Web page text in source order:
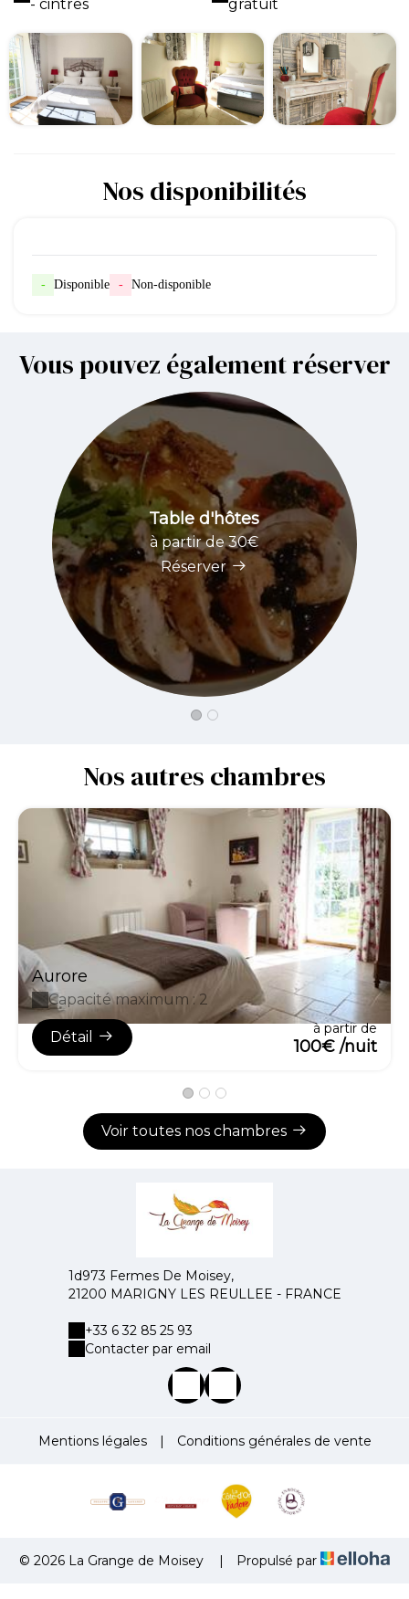
- cintres
gratuit
Nos disponibilités
- Disponible - Non-disponible
Vous pouvez également réserver
Table d'hôtes
à partir de 30€
Réserver
Nos autres chambres
Aurore
Capacité maximum : 2
Détail
à partir de
100€ /nuit
Voir toutes nos chambres
1d973 Fermes De Moisey,
21200 MARIGNY LES REULLEE - FRANCE
+33 6 32 85 25 93
Contacter par email
Mentions légales | Conditions générales de vente
© 2026 La Grange de Moisey | Propulsé par